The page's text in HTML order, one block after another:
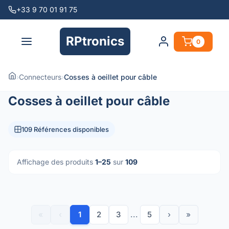
+33 9 70 01 91 75
RPtronics 0
›Connecteurs›Cosses à oeillet pour câble
Cosses à oeillet pour câble
109 Références disponibles
Affichage des produits 1–25 sur 109
1 2 3 ... 5 › »